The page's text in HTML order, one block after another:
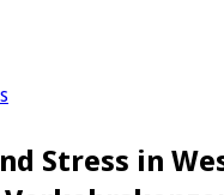
Stress in